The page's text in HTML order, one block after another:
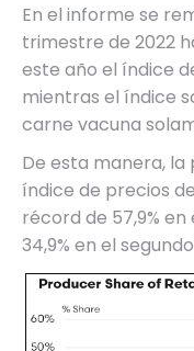
En el informe se
trimestre de 2022
este año el índice
mientras el índice
carne vacuna
De esta manera,
índice de precios
récord de 57,9%
34,9% en el